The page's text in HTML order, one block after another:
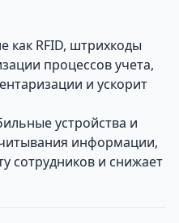
как RFID, штрихкоды
процессов учета,
и ускорит
устройства и
информации,
сотрудников и снижает